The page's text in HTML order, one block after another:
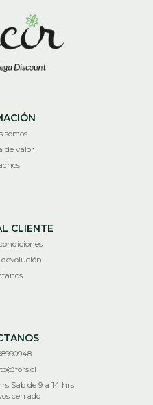
somos
de valor
CLIENTE
Sab de 9 a 14 hrs
cerrado